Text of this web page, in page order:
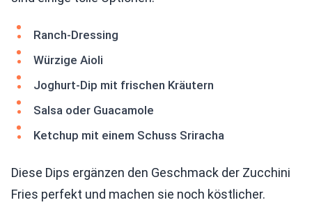
Ranch-Dressing
Würzige Aioli
Joghurt-Dip mit frischen Kräutern
Salsa oder Guacamole
Ketchup mit einem Schuss Sriracha
Diese Dips ergänzen den Geschmack der Zucchini
Fries perfekt und machen sie noch köstlicher.